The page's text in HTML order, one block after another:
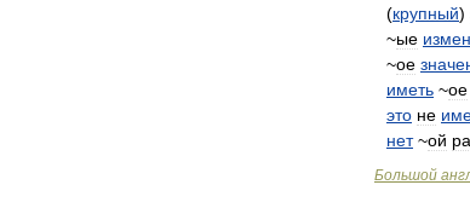
(крупный)
~ые
~ое
иметь ~oe
это не
нет~ой
Большой